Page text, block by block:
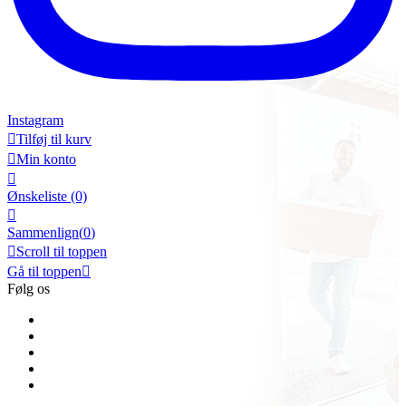
Instagram
Tilføj til kurv
Min konto

Ønskeliste (0)

Sammenlign(0)
Scroll til toppen
Gå til toppen
Følg os